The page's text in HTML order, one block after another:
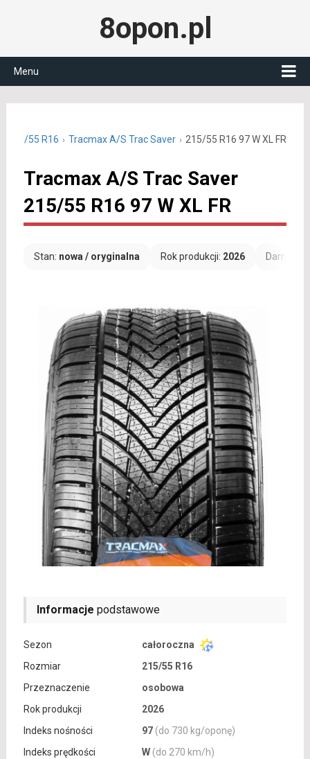
8opon.pl
Menu
215/55 R16 Tracmax A/S Trac Saver 215/55 R16 97 W XL FR
Tracmax A/S Trac Saver
215/55 R16 97 W XL FR
Stan: nowa / oryginalna Rok produkcji: 2026
Informacje podstawowe
Sezon
całoroczna
Rozmiar
215/55 R16
Przeznaczenie
osobowa
Rok produkcji
2026
Indeks nośności
97 (do 730 kg/oponę)
Indeks prędkości
W (do 270 km/h)